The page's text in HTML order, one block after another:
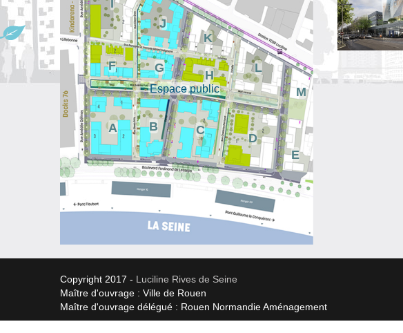
A B C
F G
J
D
E
I
H
K
L
M
Espace public
Copyright 2017 - Luciline Rives de Seine
Maître d'ouvrage : Ville de Rouen
Maître d'ouvrage délégué : Rouen Normandie Aménagement